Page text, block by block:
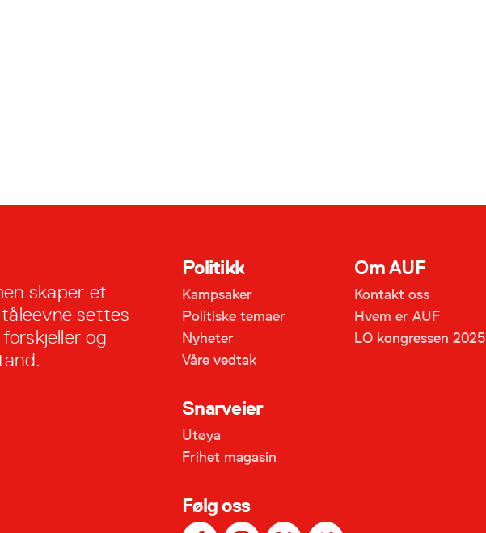
skaper et
settes
og
Politikk
Kampsaker
Politiske temaer
Nyheter
Våre vedtak
Om AUF
Kontakt oss
Hvem er AUF
LO kongressen 2025
Snarveier
Utøya
Frihet magasin
Følg oss